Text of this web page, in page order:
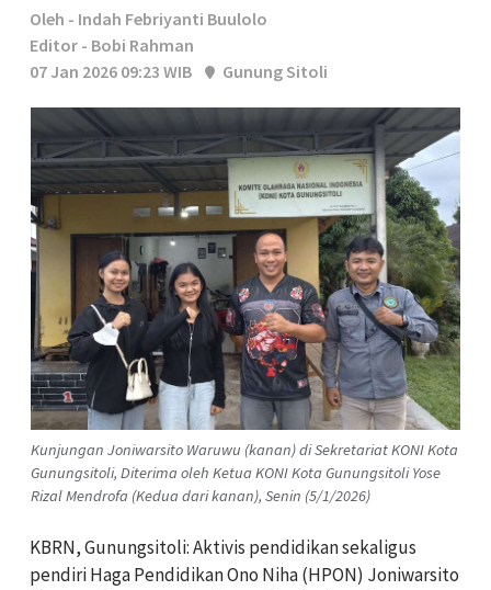
Oleh - Indah Febriyanti Buulolo
Editor - Bobi Rahman
07 Jan 2026 09:23 WIB
Gunung Sitoli
Kunjungan Joniwarsito Waruwu (kanan) di Sekretariat KONI Kota
Gunungsitoli, Diterima oleh Ketua KONI Kota Gunungsitoli Yose
Rizal Mendrofa (Kedua dari kanan), Senin (5/1/2026)
KBRN, Gunungsitoli: Aktivis pendidikan sekaligus
pendiri Haga Pendidikan Ono Niha (HPON) Joniwarsito